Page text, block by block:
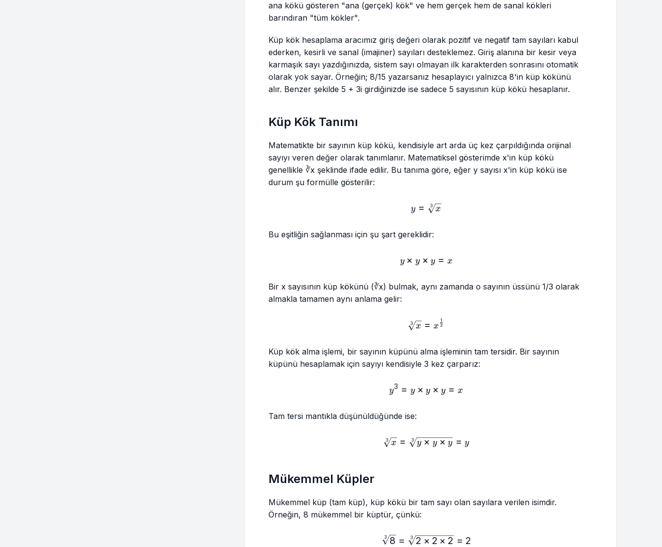
ana kökü gösteren "ana (gerçek) kök" ve hem gerçek hem de sanal kökleri
barındıran "tüm kökler".
Küp kök hesaplama aracımız giriş değeri olarak pozitif ve negatif tam sayıları kabul
ederken, kesirli ve sanal (imajiner) sayıları desteklemez. Giriş alanına bir kesir veya
karmaşık sayı yazdığınızda, sistem sayı olmayan ilk karakterden sonrasını otomatik
olarak yok sayar. Örneğin; 8/15 yazarsanız hesaplayıcı yalnızca 8'in küp kökünü
alır. Benzer şekilde 5 + 3i girdiğinizde ise sadece 5 sayısının küp kökü hesaplanır.
Küp Kök Tanımı
Matematikte bir sayının küp kökü, kendisiyle art arda üç kez çarpıldığında orijinal
sayıyı veren değer olarak tanımlanır. Matematiksel gösterimde x'in küp kökü
genellikle ∛x şeklinde ifade edilir. Bu tanıma göre, eğer y sayısı x'in küp kökü ise
durum şu formülle gösterilir:
y=\sqrt[3]{x}
y = 3 x
Bu eşitliğin sağlanması için şu şart gereklidir:
y \times y \times y = x
y × y × y = x
Bir x sayısının küp kökünü (∛x) bulmak, aynı zamanda o sayının üssünü 1/3 olarak
almakla tamamen aynı anlama gelir:
\sqrt[3]{x}=x^{\frac{1}{3}}
3 x = x 3
1
Küp kök alma işlemi, bir sayının küpünü alma işleminin tam tersidir. Bir sayının
küpünü hesaplamak için sayıyı kendisiyle 3 kez çarparız:
y^3 = y \times y \times y = x
y3 = y × y × y = x
Tam tersi mantıkla düşünüldüğünde ise:
\sqrt[3]{x}=\sqrt[3]{y×y×y}=y
3 x = 3 y × y × y = y
Mükemmel Küpler
Mükemmel küp (tam küp), küp kökü bir tam sayı olan sayılara verilen isimdir.
Örneğin, 8 mükemmel bir küptür, çünkü:
\sqrt[3]{8}=\sqrt[3]{2×2×2}=2
3 8 = 3 2 × 2 × 2 = 2